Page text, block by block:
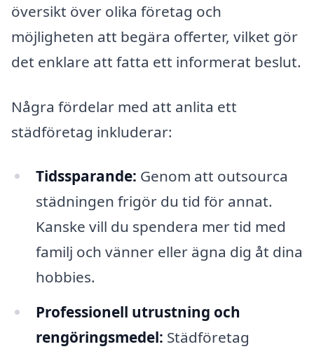
översikt över olika företag och
möjligheten att begära offerter, vilket gör
det enklare att fatta ett informerat beslut.
Några fördelar med att anlita ett
städföretag inkluderar:
Tidssparande: Genom att outsourca
städningen frigör du tid för annat.
Kanske vill du spendera mer tid med
familj och vänner eller ägna dig åt dina
hobbies.
Professionell utrustning och
rengöringsmedel: Städföretag